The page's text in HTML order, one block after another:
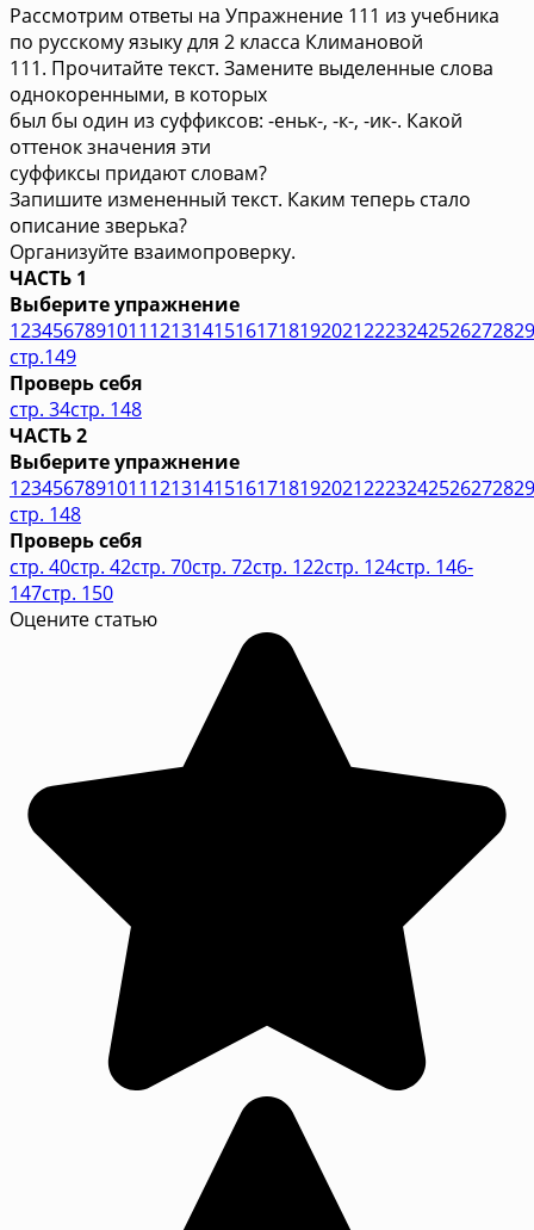
Рассмотрим ответы на Упражнение 111 из учебника
по русскому языку для 2 класса Климановой
111. Прочитайте текст. Замените выделенные слова
однокоренными, в которых
был бы один из суффиксов: -еньк-, -к-, -ик-. Какой
оттенок значения эти
суффиксы придают словам?
Запишите измененный текст. Каким теперь стало
описание зверька?
Организуйте взаимопроверку.
ЧАСТЬ 1
Выберите упражнение
1234567891011121314151617181920212223242526272829
стр.149
Проверь себя
стр. 34стр. 148
ЧАСТЬ 2
Выберите упражнение
1234567891011121314151617181920212223242526272829
стр. 148
Проверь себя
стр. 40стр. 42стр. 70стр. 72стр. 122стр. 124стр. 146-
147стр. 150
Оцените статью